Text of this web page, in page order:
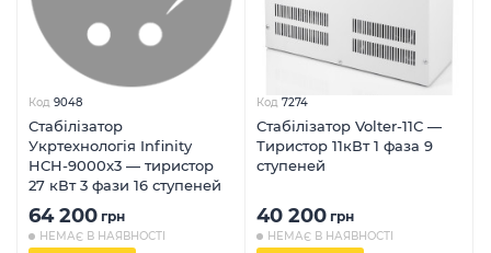
Код 9048
Стабілізатор
Укртехнологія Infinity
HCH-9000x3 — тиристор
27 кВт 3 фази 16 ступеней
64 200 грн
НЕМАЄ В НАЯВНОСТІ
Код 7274
Стабілізатор Volter-11С —
Тиристор 11кВт 1 фаза 9
ступеней
40 200 грн
НЕМАЄ В НАЯВНОСТІ